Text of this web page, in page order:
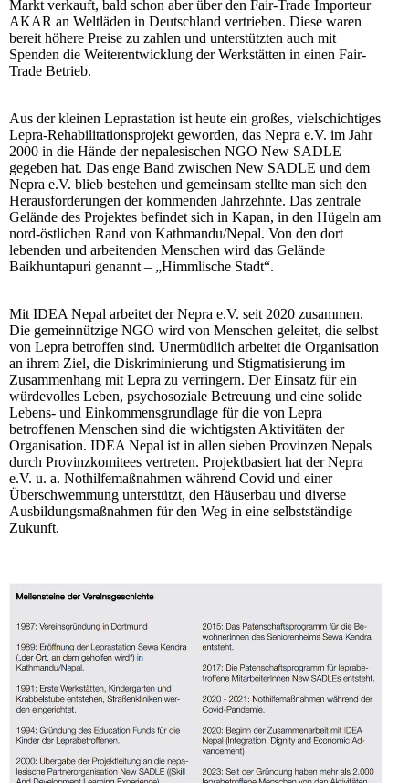
Markt verkauft, bald schon aber über den Fair-Trade Importeur
AKAR an Weltläden in Deutschland vertrieben. Diese waren
bereit höhere Preise zu zahlen und unterstützten auch mit
Spenden die Weiterentwicklung der Werkstätten in einen Fair-
Trade Betrieb.
Aus der kleinen Leprastation ist heute ein großes, vielschichtiges
Lepra-Rehabilitationsprojekt geworden, das Nepra e.V. im Jahr
2000 in die Hände der nepalesischen NGO New SADLE
gegeben hat. Das enge Band zwischen New SADLE und dem
Nepra e.V. blieb bestehen und gemeinsam stellte man sich den
Herausforderungen der kommenden Jahrzehnte. Das zentrale
Gelände des Projektes befindet sich in Kapan, in den Hügeln am
nord-östlichen Rand von Kathmandu/Nepal. Von den dort
lebenden und arbeitenden Menschen wird das Gelände
Baikhuntapuri genannt – „Himmlische Stadt“.
Mit IDEA Nepal arbeitet der Nepra e.V. seit 2020 zusammen.
Die gemeinnützige NGO wird von Menschen geleitet, die selbst
von Lepra betroffen sind. Unermüdlich arbeitet die Organisation
an ihrem Ziel, die Diskriminierung und Stigmatisierung im
Zusammenhang mit Lepra zu verringern. Der Einsatz für ein
würdevolles Leben, psychosoziale Betreuung und eine solide
Lebens- und Einkommensgrundlage für die von Lepra
betroffenen Menschen sind die wichtigsten Aktivitäten der
Organisation. IDEA Nepal ist in allen sieben Provinzen Nepals
durch Provinzkomitees vertreten. Projektbasiert hat der Nepra
e.V. u. a. Nothilfemaßnahmen während Covid und einer
Überschwemmung unterstützt, den Häuserbau und diverse
Ausbildungsmaßnahmen für den Weg in eine selbstständige
Zukunft.